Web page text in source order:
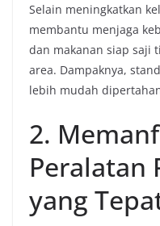
Selain meningkatkan
membantu menjaga
dan makanan siap saji
area. Dampaknya,
lebih mudah
2.
Peralatan
yang